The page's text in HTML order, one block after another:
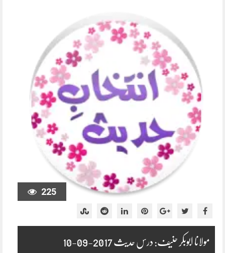
225
مولانا ابوبکر حنیف: درس حدیث 2017-09-10